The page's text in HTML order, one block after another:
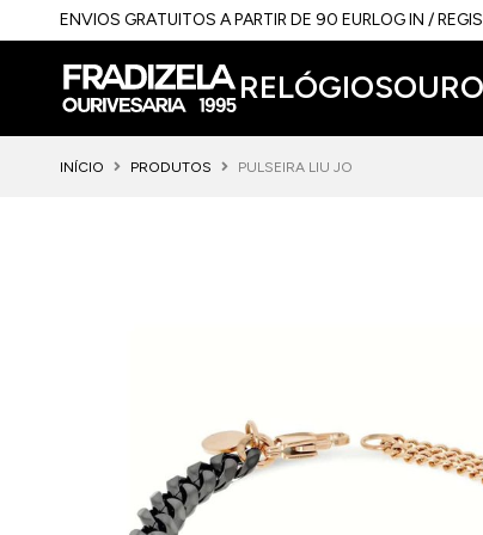
ENVIOS GRATUITOS A PARTIR DE 90 EURLOG IN /
RELÓGIOSOURO
INÍCIO PRODUTOS PULSEIRA LIU JO